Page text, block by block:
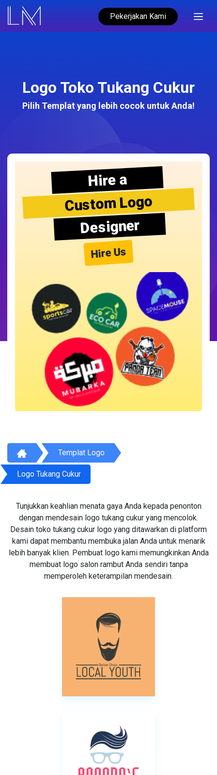
Pekerjakan Kami
Logo Toko Tukang Cukur
Pilih Templat yang lebih cocok untuk Anda!
Hire a
Custom Logo
Designer
Hire Us
Templat Logo
Logo Tukang Cukur
Tunjukkan keahlian menata gaya Anda kepada penonton
dengan mendesain logo tukang cukur yang mencolok.
Desain toko tukang cukur logo yang ditawarkan di platform
kami dapat membantu membuka jalan Anda untuk menarik
lebih banyak klien. Pembuat logo kami memungkinkan Anda
membuat logo salon rambut Anda sendiri tanpa
memperoleh keterampilan mendesain.